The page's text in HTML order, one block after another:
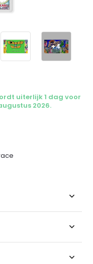
+4
uiterlijk 1 dag voor
2026.